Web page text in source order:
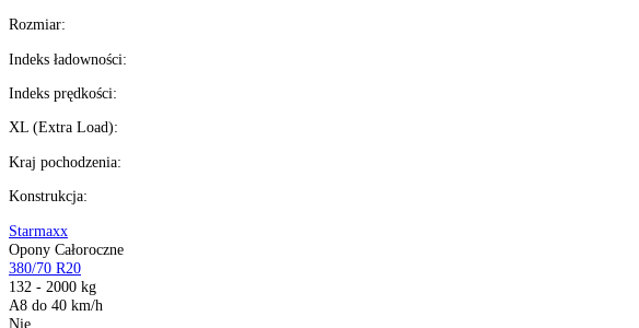
Możesz kupić na
Ilość: ilość ograniczona
Kalkulator ratalny
Producent:
Sezon:
Rozmiar:
Indeks ładowności